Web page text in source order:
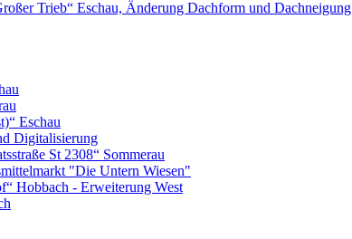
Trieb“ Eschau, Änderung Dachform und Dachneigung
Eschau
Digitalisierung
St 2308“ Sommerau
"Die Untern Wiesen"
Hobbach - Erweiterung West